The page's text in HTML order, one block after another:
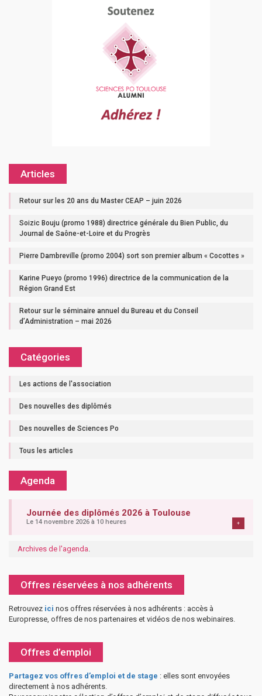
Articles
Retour sur les 20 ans du Master CEAP – juin 2026
Soizic Bouju (promo 1988) directrice générale du Bien Public, du
Journal de Saône-et-Loire et du Progrès
Pierre Dambreville (promo 2004) sort son premier album « Cocottes »
Karine Pueyo (promo 1996) directrice de la communication de la
Région Grand Est
Retour sur le séminaire annuel du Bureau et du Conseil
d’Administration – mai 2026
Catégories
Les actions de l'association
Des nouvelles des diplômés
Des nouvelles de Sciences Po
Tous les articles
Agenda
Journée des diplômés 2026 à Toulouse
Le 14 novembre 2026 à 10 heures +
Archives de l'agenda
Offres réservées à nos adhérents
Retrouvez ici nos offres réservées à nos adhérents : accès à
Europresse, offres de nos partenaires et vidéos de nos webinaires.
Offres d’emploi
Partagez vos offres d’emploi et de stage : elles sont envoyées
directement à nos adhérents.